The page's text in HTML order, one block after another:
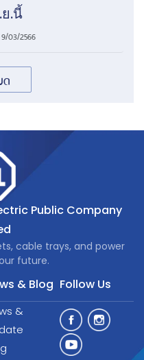
.นี้
9/03/2566
Public Company
cable trays, and power
future.
& Blog
&
Follow Us